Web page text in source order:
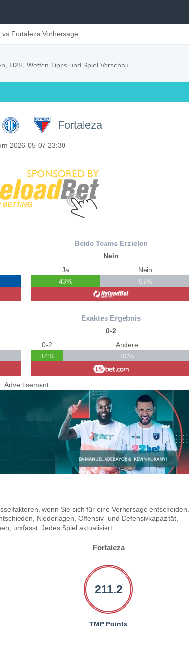
vs Fortaleza Vorhersage
H2H, Wetten Tipps und Spiel Vorschau
Fortaleza
2026-05-07 23:30
Beide Teams Erzielen
Nein
Ja
43%
Nein
57%
Exaktes Ergebnis
0-2
0-2
14%
Andere
86%
Advertisement
wenn Sie sich für eine Vorhersage entscheiden.
Niederlagen, Offensiv- und Defensivkapazität,
umfasst. Jedes Spiel aktualisiert.
Fortaleza
211.2
TMP Points